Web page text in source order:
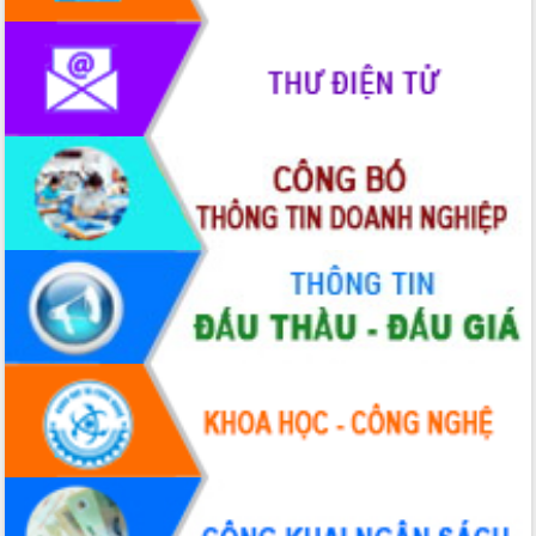
Rà soát, hoàn thiện hệ thống thiết chế
văn hóa, thể thao đáp ứng yêu cầu
phát triển mới
Thường trực HĐND tỉnh Đắk Lắk gặp
mặt Đoàn chuyên gia y tế TP. Hồ Chí
Minh
Lễ truy điệu và an táng hài cốt liệt sĩ
tại Nghĩa trang Liệt sĩ xã Sơn Hòa
Bàn giải pháp tháo gỡ khó khăn trong
xuất khẩu sầu riêng và triển khai quy
định EUDR
Thứ trưởng Bộ Nông nghiệp và Môi
trường Nguyễn Hoàng Hiệp khảo sát
vùng trồng và doanh nghiệp đóng gói
sầu riêng tại Đắk Lắk
Trình diễn nghệ thuật chế biến các
món ăn từ sầu riêng
Đắk Lắk công bố Quy hoạch và xúc
tiến đầu tư tỉnh
Ngành cá ngừ Đắk Lắk chủ động thích